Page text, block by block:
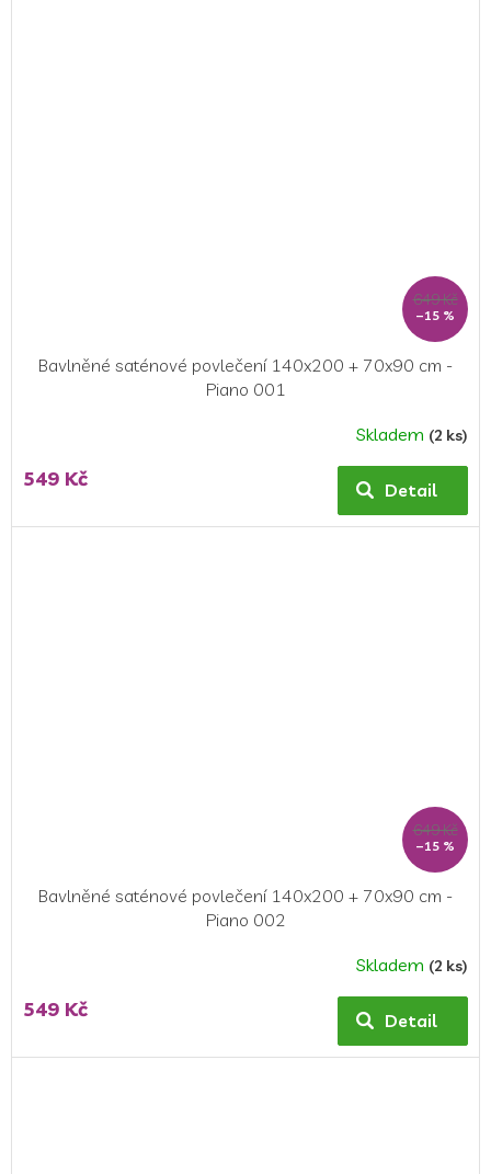
649 Kč
–15 %
Bavlněné saténové povlečení 140x200 + 70x90 cm -
Piano 001
Skladem (2 ks)
549 Kč Detail
649 Kč
–15 %
Bavlněné saténové povlečení 140x200 + 70x90 cm -
Piano 002
Skladem (2 ks)
549 Kč Detail